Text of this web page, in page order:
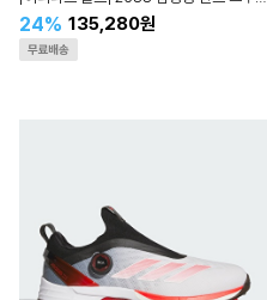
24% 135,280원